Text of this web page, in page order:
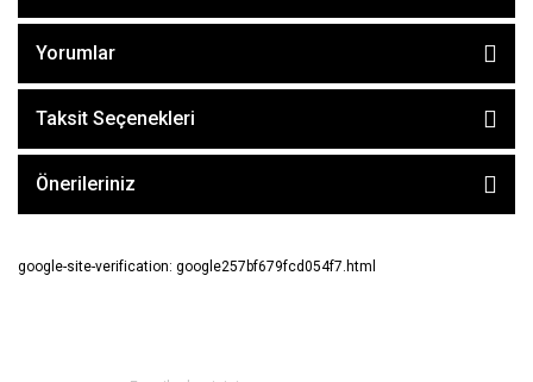
Yorumlar
Taksit Seçenekleri
Önerileriniz
google-site-verification: google257bf679fcd054f7.html